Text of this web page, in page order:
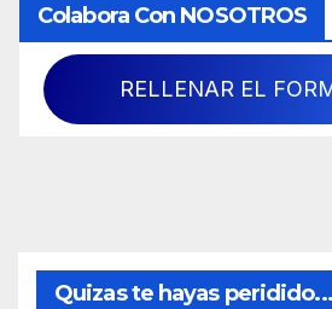
Colabora Con NOSOTROS
RELLENAR EL
Quizas te hayas peridido...